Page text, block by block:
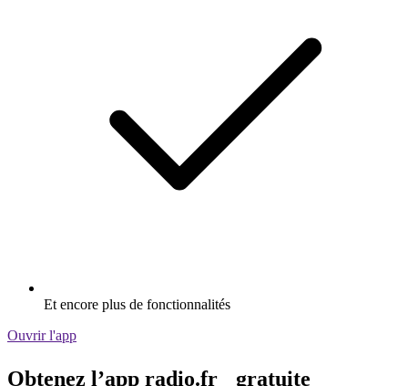
Et encore plus de fonctionnalités
Ouvrir l'app
Obtenez l’app radio.fr gratuite